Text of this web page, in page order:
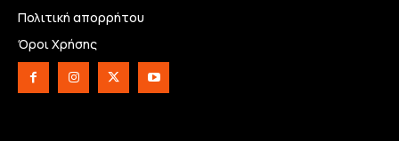
Πολιτική απορρήτου
Όροι Χρήσης